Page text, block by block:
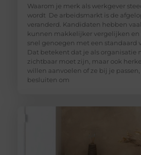
Waarom je merk als werkgever
wordt De arbeidsmarkt is de
veranderd. Kandidaten hebben
kunnen makkelijker vergelijken
snel genoegen met een standaard
Dat betekent dat je als organisatie
zichtbaar moet zijn, maar ook
willen aanvoelen of ze bij je
besluiten om